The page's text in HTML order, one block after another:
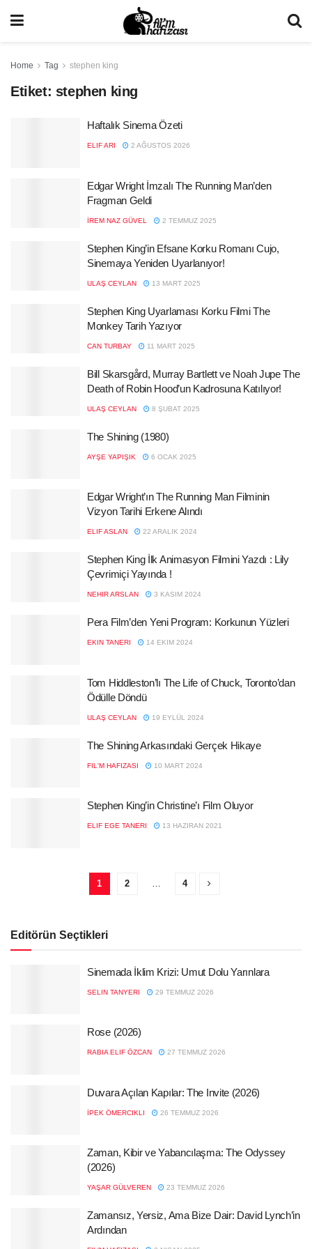
Home Tag stephen king
Etiket: stephen king
Haftalık Sinema Özeti
ELIF ARI 2 AĞUSTOS 2026
Edgar Wright İmzalı The Running Man’den
Fragman Geldi
İREM NAZ GÜVEL 2 TEMMUZ 2025
Stephen King’in Efsane Korku Romanı Cujo,
Sinemaya Yeniden Uyarlanıyor!
ULAŞ CEYLAN 13 MART 2025
Stephen King Uyarlaması Korku Filmi The
Monkey Tarih Yazıyor
CAN TURBAY 11 MART 2025
Bill Skarsgård, Murray Bartlett ve Noah Jupe The
Death of Robin Hood’un Kadrosuna Katılıyor!
ULAŞ CEYLAN 8 ŞUBAT 2025
The Shining (1980)
AYŞE YAPIŞIK 6 OCAK 2025
Edgar Wright’ın The Running Man Filminin
Vizyon Tarihi Erkene Alındı
ELIF ASLAN 22 ARALIK 2024
Stephen King İlk Animasyon Filmini Yazdı : Lily
Çevrimiçi Yayında !
NEHIR ARSLAN 3 KASIM 2024
Pera Film’den Yeni Program: Korkunun Yüzleri
EKIN TANERI 14 EKIM 2024
Tom Hiddleston’lı The Life of Chuck, Toronto’dan
Ödülle Döndü
ULAŞ CEYLAN 19 EYLÜL 2024
The Shining Arkasındaki Gerçek Hikaye
FIL'M HAFIZASI 10 MART 2024
Stephen King’in Christine’ı Film Oluyor
ELIF EGE TANERI 13 HAZIRAN 2021
1 2 4
Editörün Seçtikleri
Sinemada İklim Krizi: Umut Dolu Yarınlara
SELIN TANYERI 29 TEMMUZ 2026
Rose (2026)
RABIA ELIF ÖZCAN 27 TEMMUZ 2026
Duvara Açılan Kapılar: The Invite (2026)
İPEK ÖMERCIKLI 26 TEMMUZ 2026
Zaman, Kibir ve Yabancılaşma: The Odyssey
(2026)
YAŞAR GÜLVEREN 23 TEMMUZ 2026
Zamansız, Yersiz, Ama Bize Dair: David Lynch’in
Ardından